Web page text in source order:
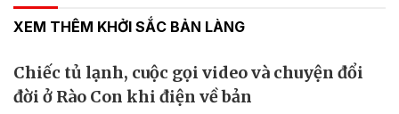
XEM THÊM KHỞI SẮC BẢN LÀNG
Chiếc tủ lạnh, cuộc gọi video và chuyện đổi
đời ở Rào Con khi điện về bản